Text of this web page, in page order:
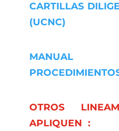
CARTILLAS
(UCNC)
MANUAL
OTROS
APLIQUEN :